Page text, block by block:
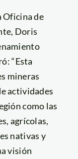
Oficina de
Doris
“Esta
mineras
actividades
como las
agrícolas,
nativas y
visión